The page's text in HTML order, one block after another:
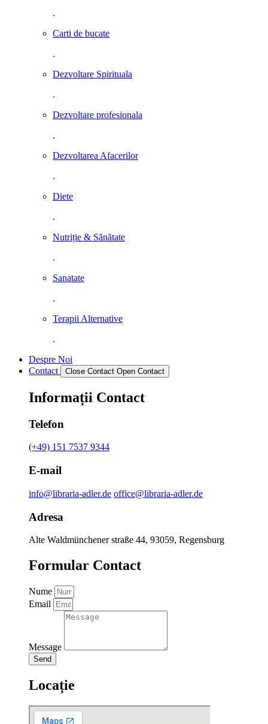
.
Carti de bucate
.
Dezvoltare Spirituala
.
Dezvoltare profesionala
.
Dezvoltarea Afacerilor
.
Diete
.
Nutriție & Sănătate
.
Sanatate
.
Terapii Alternative
.
Despre Noi
Contact
Close Contact Open Contact
Informații Contact
Telefon
(+49) 151 7537 9344
E-mail
info@libraria-adler.de office@libraria-adler.de
Adresa
Alte Waldmünchener straße 44, 93059, Regensburg
Formular Contact
Nume
Email
Message
Send
Locație